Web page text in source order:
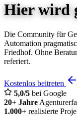
Hier wird
Die Community für
Automation
Friedhof. Ohne
referiert.
Kostenlos beitreten
5,0/5 bei Google
20+ Jahre
1.000+ realisierte